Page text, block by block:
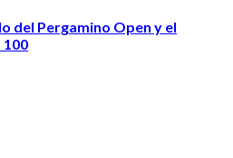
del Pergamino Open y el